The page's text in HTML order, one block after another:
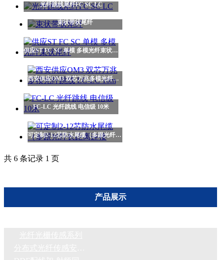
光纤跳线尾纤FC SC LC
束状带状尾纤
供应ST FC SC 单模 多模光纤束状尾纤
西安供应OM3 双芯万兆多模光纤跳线 LC-LC 10m
FC-LC 光纤跳线 电信级 10米
可定制2-12芯防水尾缆（多跟光纤长距离连接
共 6 条记录 1 页
产品展示